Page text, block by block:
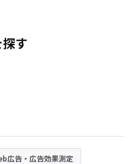
す
広告・広告効果測定